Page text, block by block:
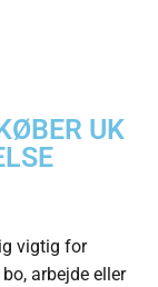
UK
vigtig for
arbejde eller